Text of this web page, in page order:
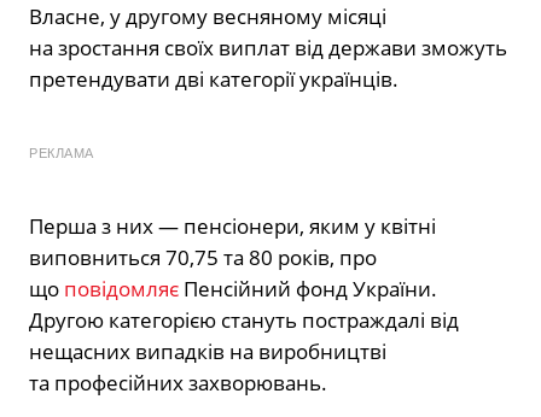
Власне, у другому весняному місяці
на зростання своїх виплат від держави зможуть
претендувати дві категорії українців.
РЕКЛАМА
Перша з них — пенсіонери, яким у квітні
виповниться 70,75 та 80 років, про
що повідомляє Пенсійний фонд України.
Другою категорією стануть постраждалі від
нещасних випадків на виробництві
та професійних захворювань.